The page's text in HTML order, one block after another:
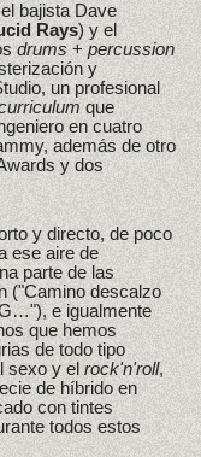
bajista Dave
Rays) y el
drums +percussion
y
un profesional
que
en cuatro
además de otro
y dos
y directo, de poco
ese aire de
parte de las
("Camino descalzo
e igualmente
que hemos
de todo tipo
sexo y elrock'n'roll,
de híbrido en
con tintes
todos estos